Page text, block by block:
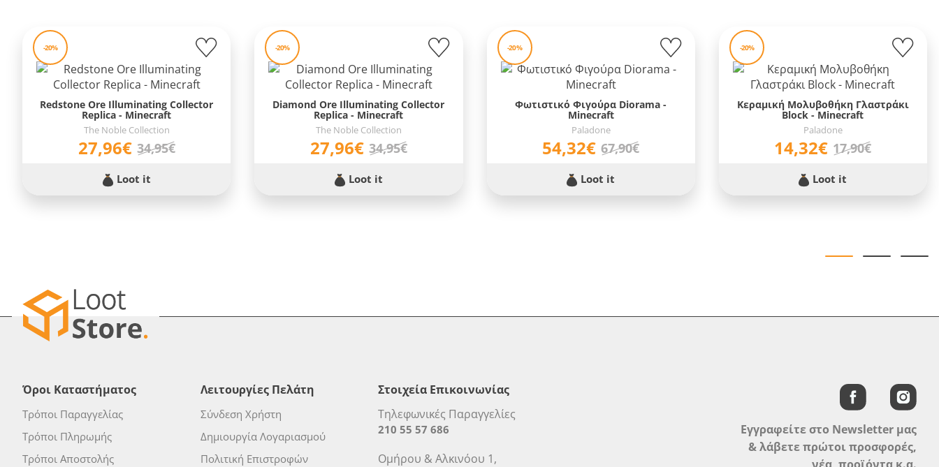
-20%
Redstone Ore Illuminating Collector
Replica - Minecraft
The Noble Collection
27,96€ 34,95€
Loot it
-20%
Diamond Ore Illuminating Collector
Replica - Minecraft
The Noble Collection
27,96€ 34,95€
Loot it
-20%
Φωτιστικό Φιγούρα Diorama -
Minecraft
Paladone
54,32€ 67,90€
Loot it
-20%
Κεραμική Μολυβοθήκη Γλαστράκι
Block - Minecraft
Paladone
14,32€ 17,90€
Loot it
Όροι Καταστήματος
Τρόποι Παραγγελίας
Τρόποι Πληρωμής
Τρόποι Αποστολής
Λειτουργίες Πελάτη
Σύνδεση Χρήστη
Δημιουργία Λογαριασμού
Πολιτική Επιστροφών
Στοιχεία Επικοινωνίας
Τηλεφωνικές Παραγγελίες
210 55 57 686
Ομήρου & Αλκινόου 1,
Εγγραφείτε στο Newsletter μας
& λάβετε πρώτοι προσφορές,